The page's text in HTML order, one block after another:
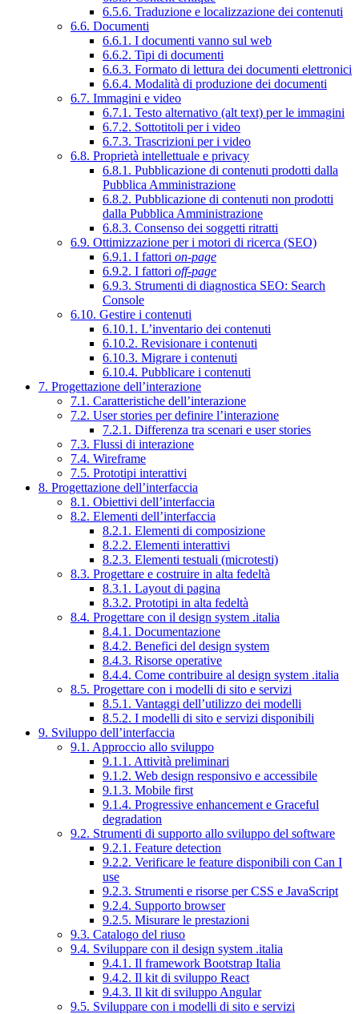
6.5.6. Traduzione e localizzazione dei contenuti
6.6. Documenti
6.6.1. I documenti vanno sul web
6.6.2. Tipi di documenti
6.6.3. Formato di lettura dei documenti elettronici
6.6.4. Modalità di produzione dei documenti
6.7. Immagini e video
6.7.1. Testo alternativo (alt text) per le immagini
6.7.2. Sottotitoli per i video
6.7.3. Trascrizioni per i video
6.8. Proprietà intellettuale e privacy
6.8.1. Pubblicazione di contenuti prodotti dalla
Pubblica Amministrazione
6.8.2. Pubblicazione di contenuti non prodotti
dalla Pubblica Amministrazione
6.8.3. Consenso dei soggetti ritratti
6.9. Ottimizzazione per i motori di ricerca (SEO)
6.9.1. I fattori on-page
6.9.2. I fattori off-page
6.9.3. Strumenti di diagnostica SEO: Search
Console
6.10. Gestire i contenuti
6.10.1. L’inventario dei contenuti
6.10.2. Revisionare i contenuti
6.10.3. Migrare i contenuti
6.10.4. Pubblicare i contenuti
7. Progettazione dell’interazione
7.1. Caratteristiche dell’interazione
7.2. User stories per definire l’interazione
7.2.1. Differenza tra scenari e user stories
7.3. Flussi di interazione
7.4. Wireframe
7.5. Prototipi interattivi
8. Progettazione dell’interfaccia
8.1. Obiettivi dell’interfaccia
8.2. Elementi dell’interfaccia
8.2.1. Elementi di composizione
8.2.2. Elementi interattivi
8.2.3. Elementi testuali (microtesti)
8.3. Progettare e costruire in alta fedeltà
8.3.1. Layout di pagina
8.3.2. Prototipi in alta fedeltà
8.4. Progettare con il design system .italia
8.4.1. Documentazione
8.4.2. Benefici del design system
8.4.3. Risorse operative
8.4.4. Come contribuire al design system .italia
8.5. Progettare con i modelli di sito e servizi
8.5.1. Vantaggi dell’utilizzo dei modelli
8.5.2. I modelli di sito e servizi disponibili
9. Sviluppo dell’interfaccia
9.1. Approccio allo sviluppo
9.1.1. Attività preliminari
9.1.2. Web design responsivo e accessibile
9.1.3. Mobile first
9.1.4. Progressive enhancement e Graceful
degradation
9.2. Strumenti di supporto allo sviluppo del software
9.2.1. Feature detection
9.2.2. Verificare le feature disponibili con Can I
use
9.2.3. Strumenti e risorse per CSS e JavaScript
9.2.4. Supporto browser
9.2.5. Misurare le prestazioni
9.3. Catalogo del riuso
9.4. Sviluppare con il design system .italia
9.4.1. Il framework Bootstrap Italia
9.4.2. Il kit di sviluppo React
9.4.3. Il kit di sviluppo Angular
9.5. Sviluppare con i modelli di sito e servizi